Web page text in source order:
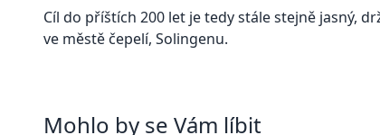
Cíl do příštích 200 let je tedy stále stejně jasný,
ve městě čepelí, Solingenu.
Mohlo by se Vám líbit